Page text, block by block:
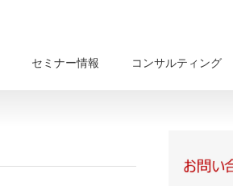
セミナー情報 コンサルティング